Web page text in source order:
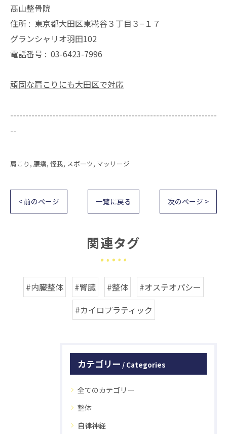
髙山整骨院
住所 : 東京都大田区東糀谷３丁目３−１７
グランシャリオ羽田102
電話番号 : 03-6423-7996
頑固な肩こりにも大田区で対応
--------------------------------------------------------------------
--
肩こり 腰痛 怪我 スポーツ マッサージ
< 前のページ 一覧に戻る 次のページ >
関連タグ
#内臓整体 #腎臓 #整体
#オステオパシー
#カイロプラティック
カテゴリー Categories
全てのカテゴリー
整体
自律神経